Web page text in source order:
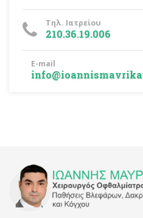
Τηλ. Ιατρείου
210.36.19.006
E-mail